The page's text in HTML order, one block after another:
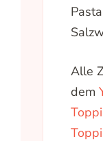
Alle
dem